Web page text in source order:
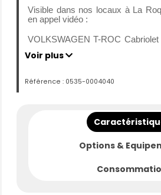
Visible dans nos locaux à La
en appel vidéo :
VOLKSWAGEN T-ROC
Line - DSG 7
Kilométrage : 39089 km d’origine
Motorisation : ESSENCE
Transmission : Boite Automatique
Puissance : 150 CV
L’entretien est à jour.
Voir plus
Référence : 0535-0004040
Options &